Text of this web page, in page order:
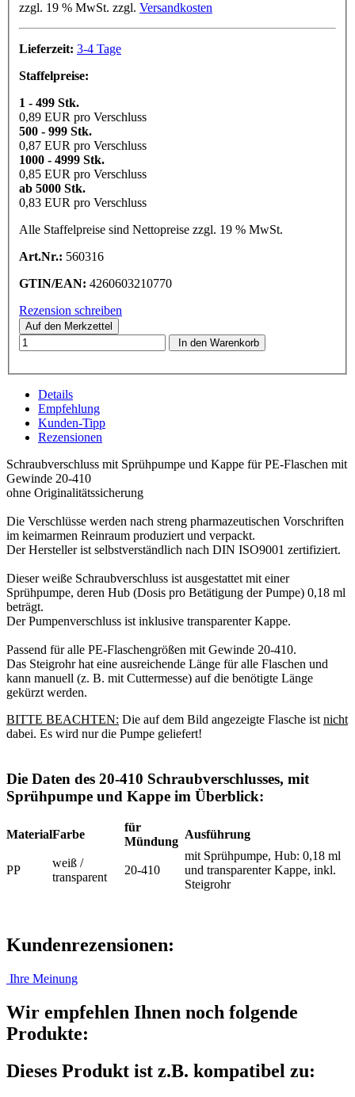
zzgl. 19 % MwSt. zzgl. Versandkosten
Lieferzeit: 3-4 Tage
Staffelpreise:
1 - 499 Stk.
0,89 EUR pro Verschluss
500 - 999 Stk.
0,87 EUR pro Verschluss
1000 - 4999 Stk.
0,85 EUR pro Verschluss
ab 5000 Stk.
0,83 EUR pro Verschluss
Alle Staffelpreise sind Nettopreise zzgl. 19 % MwSt.
Art.Nr.: 560316
GTIN/EAN: 4260603210770
Rezension schreiben
In den Warenkorb
Details
Empfehlung
Kunden-Tipp
Rezensionen
Schraubverschluss mit Sprühpumpe und Kappe für PE-Flaschen mit
Gewinde 20-410
ohne Originalitätssicherung
Die Verschlüsse werden nach streng pharmazeutischen Vorschriften
im keimarmen Reinraum produziert und verpackt.
Der Hersteller ist selbstverständlich nach DIN ISO9001 zertifiziert.
Dieser weiße Schraubverschluss ist ausgestattet mit einer
Sprühpumpe, deren Hub (Dosis pro Betätigung der Pumpe) 0,18 ml
beträgt.
Der Pumpenverschluss ist inklusive transparenter Kappe.
Passend für alle PE-Flaschengrößen mit Gewinde 20-410.
Das Steigrohr hat eine ausreichende Länge für alle Flaschen und
kann manuell (z. B. mit Cuttermesse) auf die benötigte Länge
gekürzt werden.
BITTE BEACHTEN: Die auf dem Bild angezeigte Flasche istnicht
dabei. Es wird nur die Pumpe geliefert!
Die Daten des 20-410 Schraubverschlusses, mit
Sprühpumpe und Kappe im Überblick:
MaterialFarbe
für
Mündung
Ausführung
PP
weiß /
transparent
20-410
mit Sprühpumpe, Hub: 0,18 ml
und transparenter Kappe, inkl.
Steigrohr
Kundenrezensionen:
Ihre Meinung
Wir empfehlen Ihnen noch folgende
Produkte:
Dieses Produkt ist z.B. kompatibel zu: